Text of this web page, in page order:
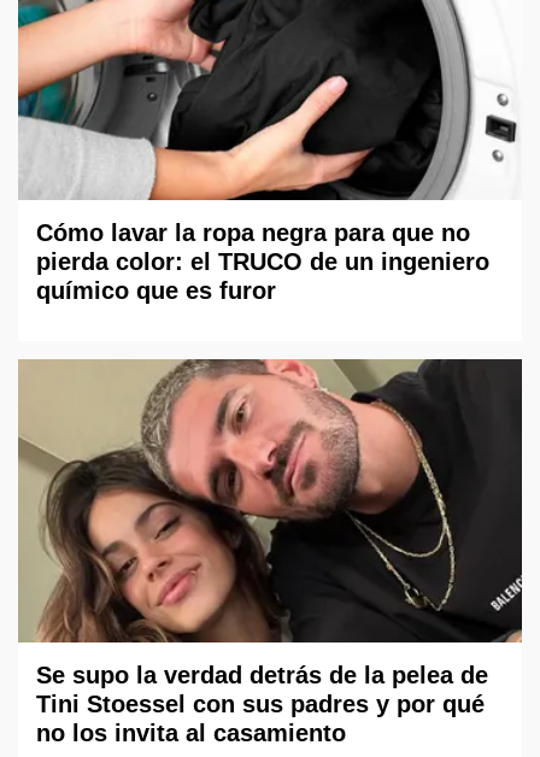
Cómo lavar la ropa negra para que no
pierda color: el TRUCO de un ingeniero
químico que es furor
Se supo la verdad detrás de la pelea de
Tini Stoessel con sus padres y por qué
no los invita al casamiento